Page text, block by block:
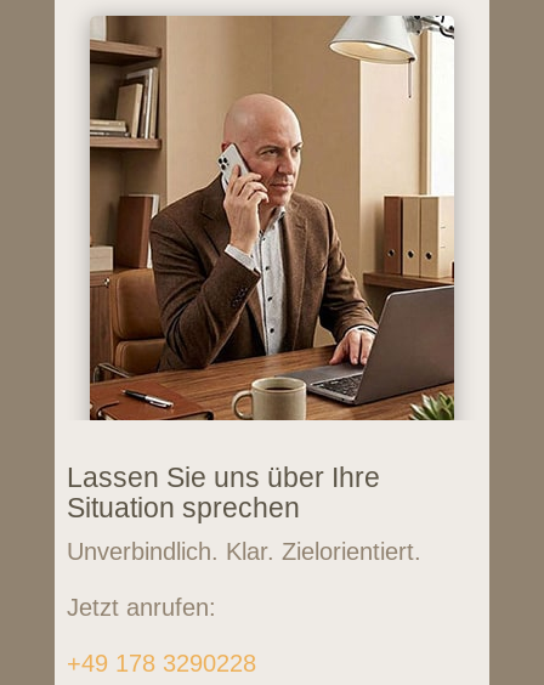
Lassen Sie uns über Ihre
Situation sprechen
Unverbindlich. Klar. Zielorientiert.
Jetzt anrufen:
+49 178 3290228